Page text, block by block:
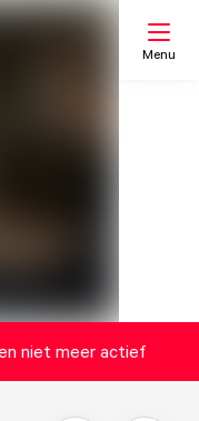
Menu
niet meer actief